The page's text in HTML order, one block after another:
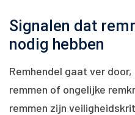
Signalen dat
nodig hebben
Remhendel gaat ver
remmen of ongelijke
remmen zijn